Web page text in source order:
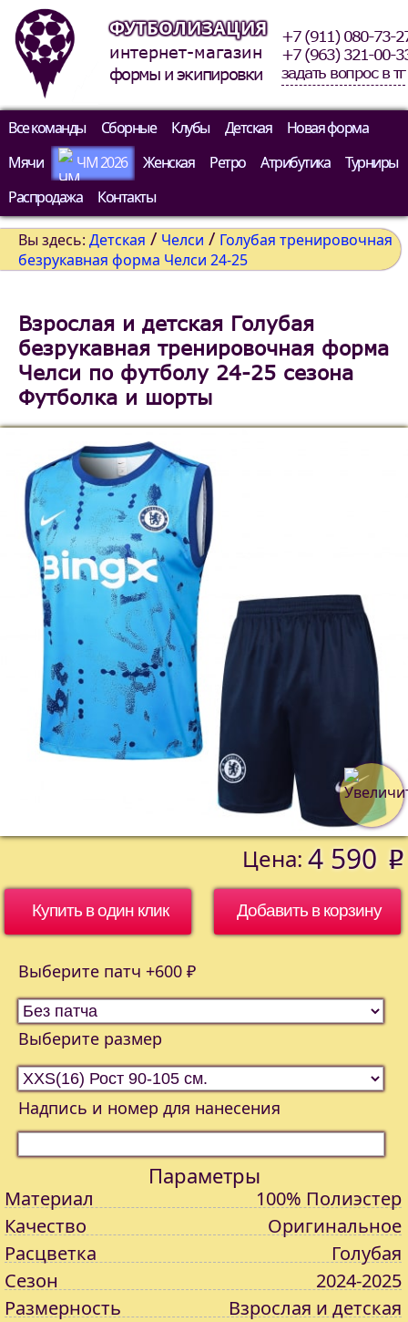
ФУТБОЛИЗАЦИЯ
интернет-магазин
формы и экипировки
+7 (911) 080-73-
+7 (963) 321-00-
задать вопрос в тг
Все команды Сборные Клубы Детская
Новая форма
Мячи
ЧМ 2026 Женская Ретро Атрибутика
Турниры
Распродажа
Контакты
Вы здесь: Детская / Челси / Голубая тренировочная
безрукавная форма Челси 24-25
Взрослая и детская Голубая
безрукавная тренировочная форма
Челси по футболу 24-25 сезона
Футболка и шорты
Цена: 4 590 o
Купить в один клик
Выберите патч +600 ₽
Выберите размер
Надпись и номер для нанесения
Параметры
Материал
100% Полиэстер
Качество
Оригинальное
Расцветка
Голубая
Сезон
2024-2025
Размерность
Взрослая и детская